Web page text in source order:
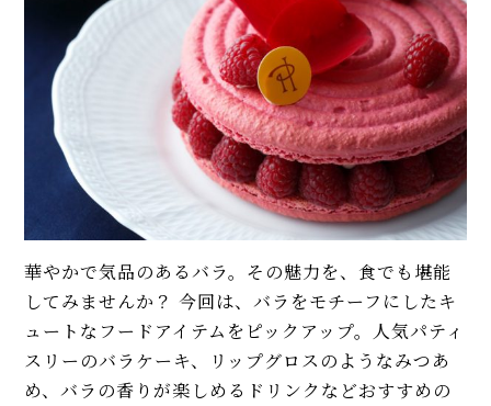
華やかで気品のあるバラ。その魅力を、食でも堪能
してみませんか？ 今回は、バラをモチーフにしたキ
ュートなフードアイテムをピックアップ。人気パティ
スリーのバラケーキ、リップグロスのようなみつあ
め、バラの香りが楽しめるドリンクなどおすすめの